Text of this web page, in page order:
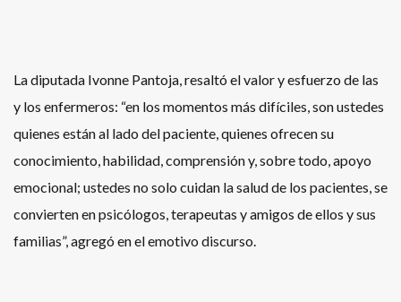
La diputada Ivonne Pantoja, resaltó el valor y esfuerzo de las
y los enfermeros: “en los momentos más difíciles, son ustedes
quienes están al lado del paciente, quienes ofrecen su
conocimiento, habilidad, comprensión y, sobre todo, apoyo
emocional; ustedes no solo cuidan la salud de los pacientes, se
convierten en psicólogos, terapeutas y amigos de ellos y sus
familias”, agregó en el emotivo discurso.